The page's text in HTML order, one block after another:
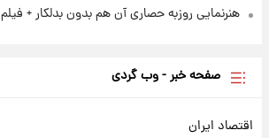
هنرنمایی روزبه حصاری آن هم بدون بدلکار + فیلم
صفحه خبر - وب گردی
اقتصاد ایران